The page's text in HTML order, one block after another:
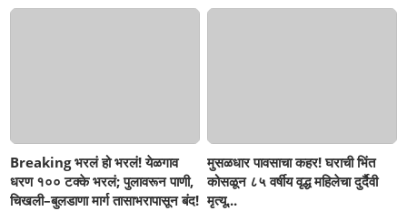
Breaking भरलं हो भरलं! येळगाव
धरण १०० टक्के भरलं; पुलावरून पाणी,
चिखली–बुलडाणा मार्ग तासाभरापासून बंद!
मुसळधार पावसाचा कहर! घराची भिंत
कोसळून ८५ वर्षीय वृद्ध महिलेचा दुर्दैवी
मृत्यू...